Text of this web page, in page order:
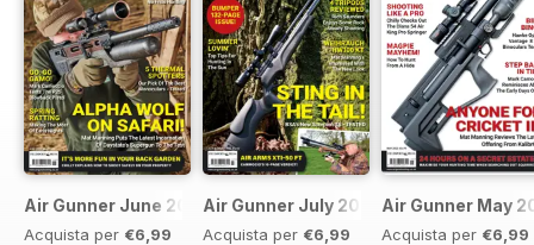
Air Gunner June 2023
Acquista per €6,99
Air Gunner July 2023
Acquista per €6,99
Air Gunner May
Acquista per €6,99